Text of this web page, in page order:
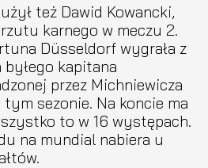
też Dawid Kowancki,
karnego w meczu 2.
Düsseldorf wygrała z
byłego kapitana
przez Michniewicza
sezonie. Na koncie ma
to w 16 występach.
na mundial nabiera u